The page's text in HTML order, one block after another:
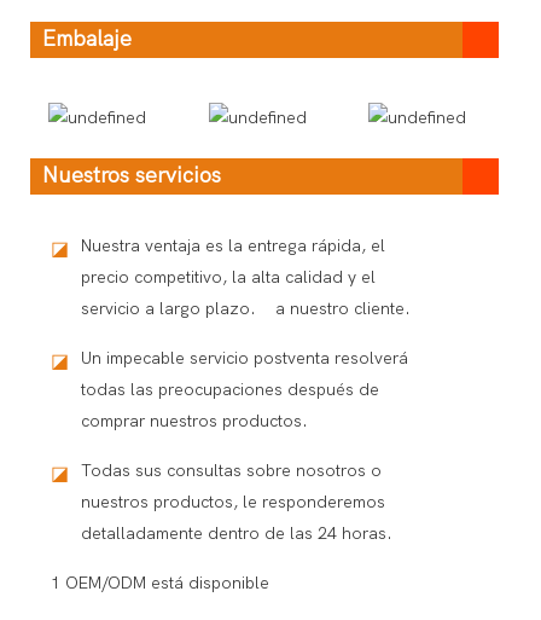
Embalaje
Nuestros servicios
◪
Nuestra ventaja es la entrega rápida, el
precio competitivo, la alta calidad y el
servicio a largo plazo. a nuestro cliente.
◪
Un impecable servicio postventa resolverá
todas las preocupaciones después de
comprar nuestros productos.
◪
Todas sus consultas sobre nosotros o
nuestros productos, le responderemos
detalladamente dentro de las 24 horas.
1 OEM/ODM está disponible